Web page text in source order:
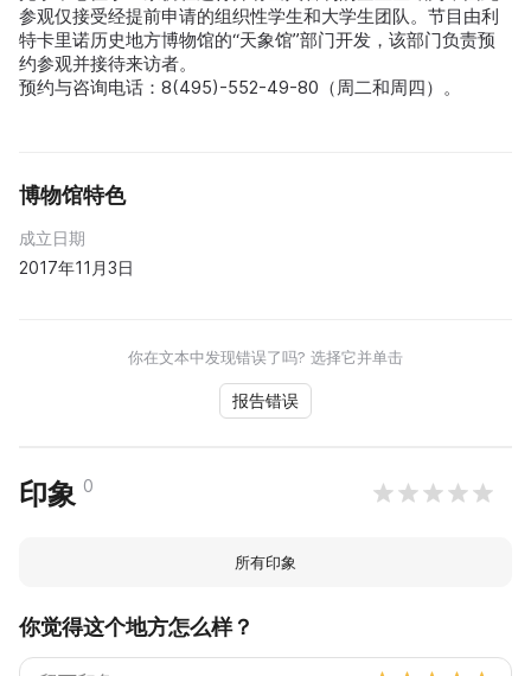
参观仅接受经提前申请的组织性学生和大学生团队。节目由利
特卡里诺历史地方博物馆的“天象馆”部门开发，该部门负责预
约参观并接待来访者。
预约与咨询电话：8(495)-552-49-80（周二和周四）。
博物馆特色
成立日期
2017年11月3日
你在文本中发现错误了吗? 选择它并单击
报告错误
印象 0
所有印象
你觉得这个地方怎么样？